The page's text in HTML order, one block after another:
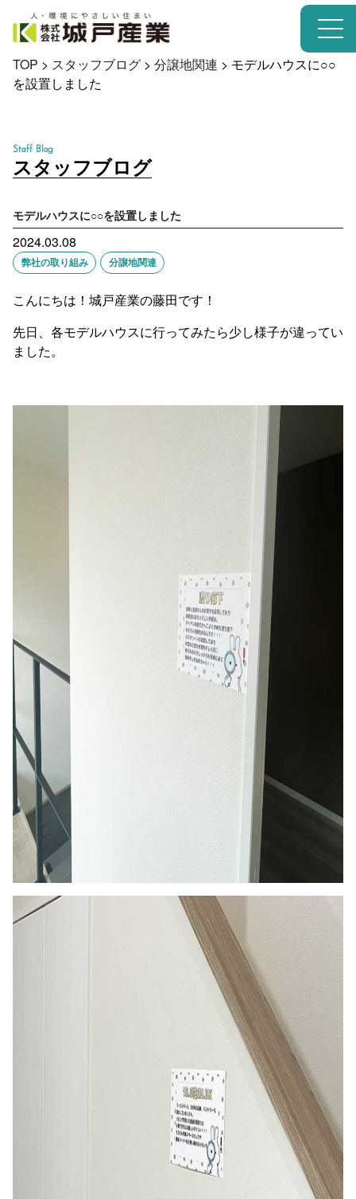
TOP > スタッフブログ > 分譲地関連 > モデルハウスに○○
を設置しました
Staff Blog
スタッフブログ
モデルハウスに○○を設置しました
2024.03.08
弊社の取り組み 分譲地関連
こんにちは！城戸産業の藤田です！
先日、各モデルハウスに行ってみたら少し様子が違ってい
ました。